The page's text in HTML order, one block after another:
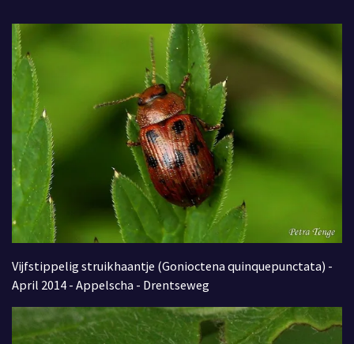
Vijfstippelig struikhaantje (Gonioctena quinquepunctata) -
April 2014 - Appelscha - Drentseweg